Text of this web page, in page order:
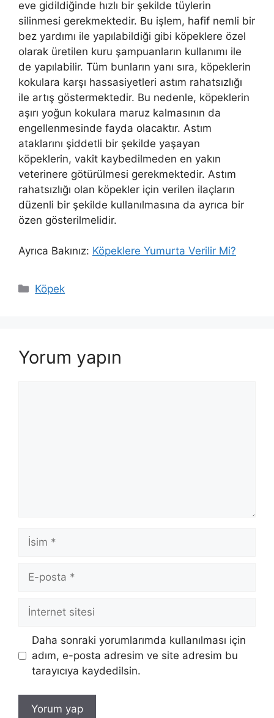
eve gidildiğinde hızlı bir şekilde tüylerin
silinmesi gerekmektedir. Bu işlem, hafif nemli bir
bez yardımı ile yapılabildiği gibi köpeklere özel
olarak üretilen kuru şampuanların kullanımı ile
de yapılabilir. Tüm bunların yanı sıra, köpeklerin
kokulara karşı hassasiyetleri astım rahatsızlığı
ile artış göstermektedir. Bu nedenle, köpeklerin
aşırı yoğun kokulara maruz kalmasının da
engellenmesinde fayda olacaktır. Astım
ataklarını şiddetli bir şekilde yaşayan
köpeklerin, vakit kaybedilmeden en yakın
veterinere götürülmesi gerekmektedir. Astım
rahatsızlığı olan köpekler için verilen ilaçların
düzenli bir şekilde kullanılmasına da ayrıca bir
özen gösterilmelidir.
Ayrıca Bakınız: Köpeklere Yumurta Verilir Mi?
Kategoriler
Köpek
Yorum yapın
İsim
posta
İnternet
Daha sonraki yorumlarımda kullanılması için
adım, e-posta adresim ve site adresim bu
tarayıcıya kaydedilsin.